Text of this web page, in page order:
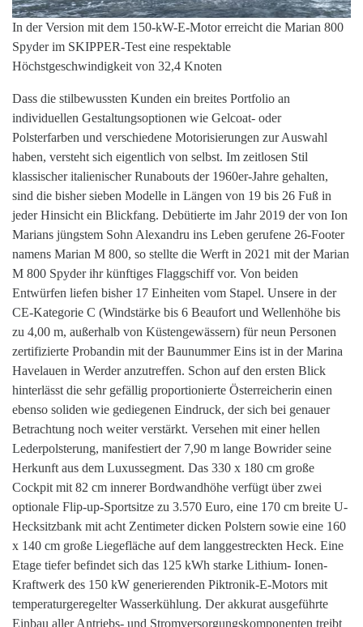
In der Version mit dem 150-kW-E-Motor erreicht die Marian 800
Spyder im SKIPPER-Test eine respektable
Höchstgeschwindigkeit von 32,4 Knoten
Dass die stilbewussten Kunden ein breites Portfolio an
individuellen Gestaltungsoptionen wie Gelcoat- oder
Polsterfarben und verschiedene Motorisierungen zur Auswahl
haben, versteht sich eigentlich von selbst. Im zeitlosen Stil
klassischer italienischer Runabouts der 1960er-Jahre gehalten,
sind die bisher sieben Modelle in Längen von 19 bis 26 Fuß in
jeder Hinsicht ein Blickfang. Debütierte im Jahr 2019 der von Ion
Marians jüngstem Sohn Alexandru ins Leben gerufene 26-Footer
namens Marian M 800, so stellte die Werft in 2021 mit der Marian
M 800 Spyder ihr künftiges Flaggschiff vor. Von beiden
Entwürfen liefen bisher 17 Einheiten vom Stapel. Unsere in der
CE-Kategorie C (Windstärke bis 6 Beaufort und Wellenhöhe bis
zu 4,00 m, außerhalb von Küstengewässern) für neun Personen
zertifizierte Probandin mit der Baunummer Eins ist in der Marina
Havelauen in Werder anzutreffen. Schon auf den ersten Blick
hinterlässt die sehr gefällig proportionierte Österreicherin einen
ebenso soliden wie gediegenen Eindruck, der sich bei genauer
Betrachtung noch weiter verstärkt. Versehen mit einer hellen
Lederpolsterung, manifestiert der 7,90 m lange Bowrider seine
Herkunft aus dem Luxussegment. Das 330 x 180 cm große
Cockpit mit 82 cm innerer Bordwandhöhe verfügt über zwei
optionale Flip-up-Sportsitze zu 3.570 Euro, eine 170 cm breite U-
Hecksitzbank mit acht Zentimeter dicken Polstern sowie eine 160
x 140 cm große Liegefläche auf dem langgestreckten Heck. Eine
Etage tiefer befindet sich das 125 kWh starke Lithium- Ionen-
Kraftwerk des 150 kW generierenden Piktronik-E-Motors mit
temperaturgeregelter Wasserkühlung. Der akkurat ausgeführte
Einbau aller Antriebs- und Stromversorgungskomponenten treibt